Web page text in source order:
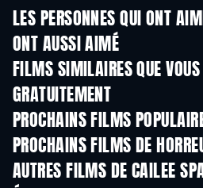
LES PERSONNES QUI ONT
ONT AUSSI AIMÉ
FILMS SIMILAIRES QUE VOUS
GRATUITEMENT
PROCHAINS FILMS
PROCHAINS FILMS DE
AUTRES FILMS DE CAILEE